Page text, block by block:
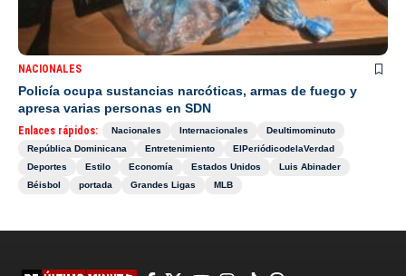
NACIONALES
Policía ocupa sustancias narcóticas, armas de fuego y
apresa varias personas en SDN
Enlaces rápidos: Nacionales Internacionales
Deultimominuto
República Dominicana
Entretenimiento
ElPeriódicodelaVerdad
Deportes
Estilo Economía Estados Unidos
Luis Abinader
Béisbol
portada Grandes Ligas MLB